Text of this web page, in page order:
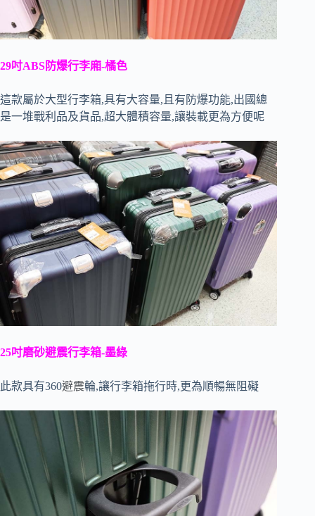
29吋ABS防爆行李廂-橘色
這款屬於大型行李箱,具有大容量,且有防爆功能,出國總
是一堆戰利品及貨品,超大體積容量,讓裝載更為方便呢
25吋磨砂避震行李箱-墨綠
此款具有360避震輪,讓行李箱拖行時,更為順暢無阻礙